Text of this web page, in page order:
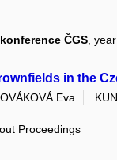
ČGS ,
in the
Eva
Proceedings